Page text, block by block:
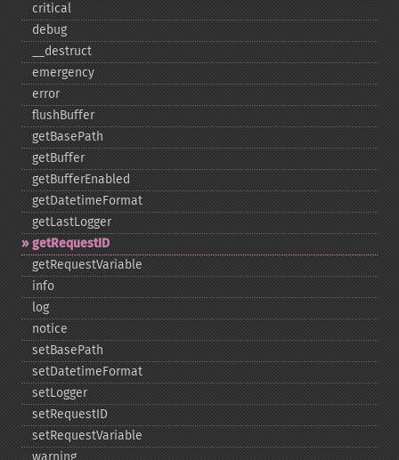
critical
debug
_​_​destruct
emergency
error
flushBuffer
getBasePath
getBuffer
getBufferEnabled
getDatetimeFormat
getLastLogger
getRequestID
getRequestVariable
info
log
notice
setBasePath
setDatetimeFormat
setLogger
setRequestID
setRequestVariable
warning